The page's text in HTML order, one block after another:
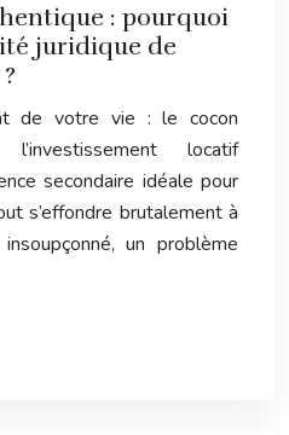
: pourquoi
juridique de
de votre vie : le cocon
locatif
secondaire idéale pour
s’effondre brutalement à
un problème